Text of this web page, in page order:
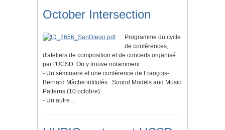
October Intersection
Programme du cycle
de conférences,
d'ateliers de composition et de concerts organisé
par l'UCSD. On y trouve notamment :
- Un séminaire et une conférence de François-
Bernard Mâche intitulés : Sound Models and Music
Patterns (10 octobre)
- Un autre…